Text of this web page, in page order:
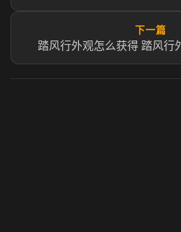
下一篇
踏风行外观怎么获得 踏风行